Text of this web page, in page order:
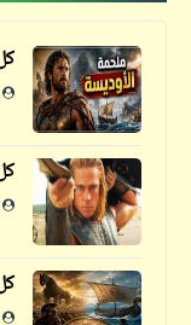
لغتنا العربية
قصص_قصص
قصص للأطفال
والإسكافي (1)